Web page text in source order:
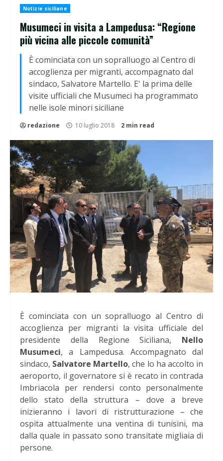
Notizie siciliane
Musumeci in visita a Lampedusa: “Regione
più vicina alle piccole comunità”
È cominciata con un sopralluogo al Centro di
accoglienza per migranti, accompagnato dal
sindaco, Salvatore Martello. E' la prima delle
visite ufficiali che Musumeci ha programmato
nelle isole minori siciliane
redazione 10 luglio 2018 2 min read
È cominciata con un sopralluogo al Centro di
accoglienza per migranti la visita ufficiale del
presidente della Regione Siciliana, Nello
Musumeci, a Lampedusa. Accompagnato dal
sindaco, Salvatore Martello, che lo ha accolto in
aeroporto, il governatore si è recato in contrada
Imbriacola per rendersi conto personalmente
dello stato della struttura – dove a breve
inizieranno i lavori di ristrutturazione – che
ospita attualmente una ventina di tunisini, ma
dalla quale in passato sono transitate migliaia di
persone.